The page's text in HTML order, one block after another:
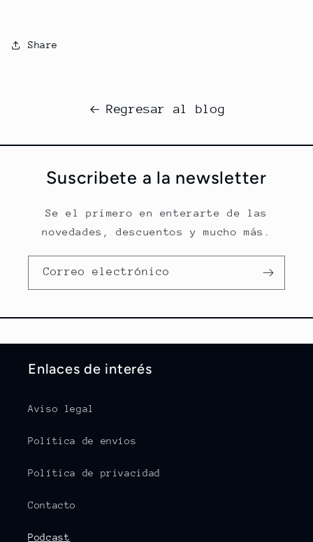
Share
Regresar al blog
Suscribete a la newsletter
Se el primero en enterarte de las
novedades, descuentos y mucho más.
Correo electrónico
Enlaces de interés
Aviso legal
Política de envíos
Política de privacidad
Contacto
Podcast